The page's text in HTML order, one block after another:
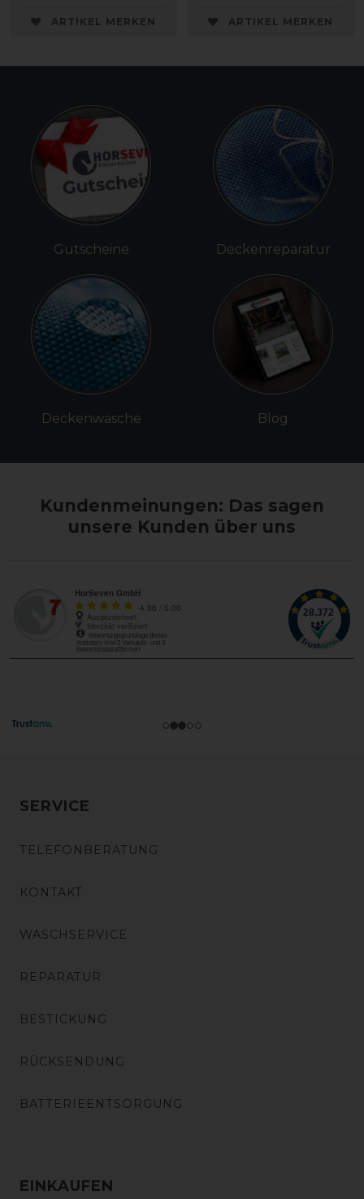
ARTIKEL MERKEN ARTIKEL MERKEN
Gutscheine
Deckenwäsche
Deckenreparatur
Blog
Kundenmeinungen: Das sagen
unsere Kunden über uns
SERVICE
TELEFONBERATUNG
KONTAKT
WASCHSERVICE
REPARATUR
BESTICKUNG
RÜCKSENDUNG
BATTERIEENTSORGUNG
EINKAUFEN